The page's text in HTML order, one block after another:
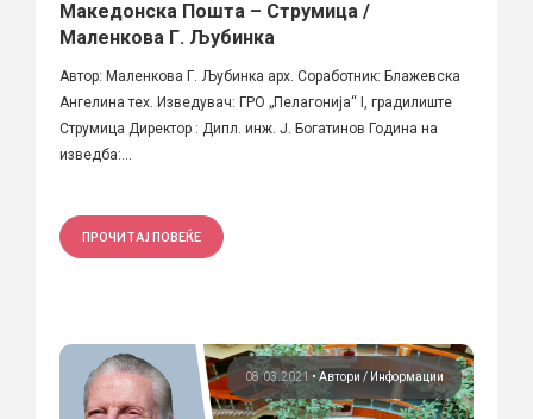
Македонска Пошта – Струмица /
Маленкова Г. Љубинка
Автор: Маленкова Г. Љубинка арх. Соработник: Блажевска
Ангелина тех. Изведувач: ГРО „Пелагонија“ I, градилиште
Струмица Директор : Дипл. инж. Ј. Богатинов Година на
изведба:...
ПРОЧИТАЈ ПОВЕЌЕ
08.03.2021 • Автори Информации